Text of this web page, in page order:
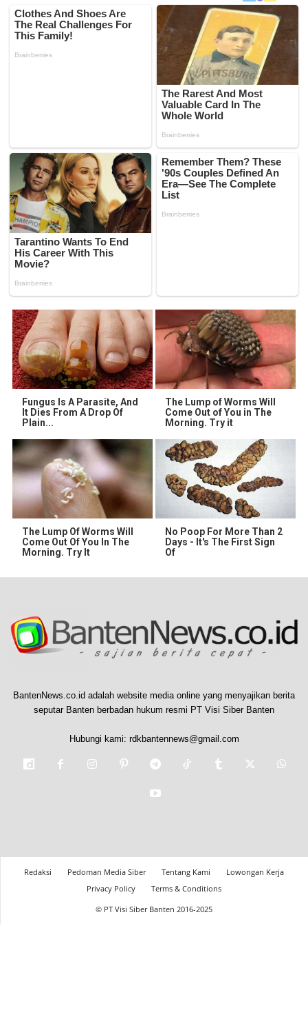
Fungus Is A Parasite, And
It Dies From A Drop Of
Plain...
The Lump of Worms Will
Come Out of You in The
Morning. Try it
The Lump Of Worms Will
Come Out Of You In The
Morning. Try It
No Poop For More Than 2
Days - It's The First Sign
Of
BantenNews.co.id adalah website media online yang menyajikan berita
seputar Banten berbadan hukum resmi PT Visi Siber Banten
Hubungi kami: rdkbantennews@gmail.com
Redaksi Pedoman Media Siber Tentang Kami
Lowongan Kerja
Privacy Policy
Terms & Conditions
© PT Visi Siber Banten 2016-2025